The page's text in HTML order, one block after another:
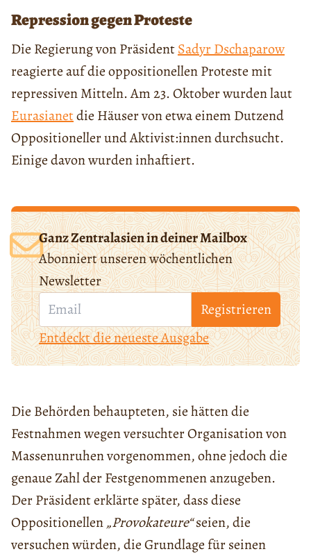
Repression gegen Proteste
Die Regierung von PräsidentSadyr Dschaparow
reagierte auf die oppositionellen Proteste mit
repressiven Mitteln. Am 23. Oktober wurden laut
Eurasianetdie Häuser von etwa einem Dutzend
Oppositioneller und Aktivist:innen durchsucht.
Einige davon wurden inhaftiert.
Ganz Zentralasien in deiner Mailbox
Abonniert unseren wöchentlichen
Newsletter
Registrieren
Entdeckt die neueste Ausgabe
Die Behörden behaupteten, sie hätten die
Festnahmen wegen versuchter Organisation von
Massenunruhen vorgenommen, ohne jedoch die
genaue Zahl der Festgenommenen anzugeben.
Der Präsident erklärte später, dass diese
Oppositionellen„Provokateure“seien, die
versuchen würden, die Grundlage für seinen